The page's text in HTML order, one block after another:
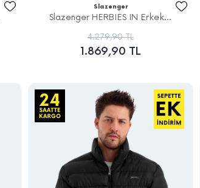
Slazenger
Slazenger HERBIES IN Erkek...
4.279,90 TL
1.869,90 TL